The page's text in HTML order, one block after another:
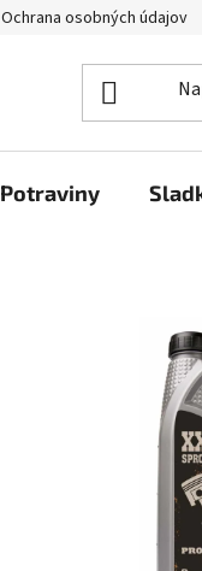
Ochrana osobných údajov
Potraviny